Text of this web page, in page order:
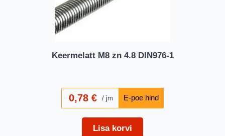
Keermelatt M8 zn 4.8 DIN976-1
0,78 € jm
Lisa korvi